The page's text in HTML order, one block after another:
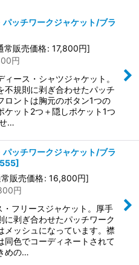
込む
ッチワークジャケット/ブラ
常販売価格: 17,800円]
円
ィース・シャツジャケット。
不規則に剥ぎ合わせたパッチ
ロントは胸元のボタン1つの
ケット2つ＋隠しポケット1つ
…
ッチワークジャケット/ブラ
]
販売価格: 16,800円]
円
・フリースジャケット。厚手
に剥ぎ合わせたパッチワーク
メッシュになっています。襟
同色でコーディネートされて
めの…